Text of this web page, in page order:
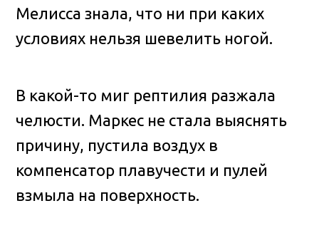
Мелисса знала, что ни при каких
условиях нельзя шевелить ногой.
В какой-то миг рептилия разжала
челюсти. Маркес не стала выяснять
причину, пустила воздух в
компенсатор плавучести и пулей
взмыла на поверхность.